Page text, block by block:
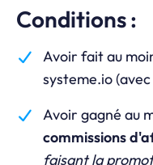
Conditions :
Avoir fait au
systeme.io(avec
Avoir gagné au
commissions
faisant la